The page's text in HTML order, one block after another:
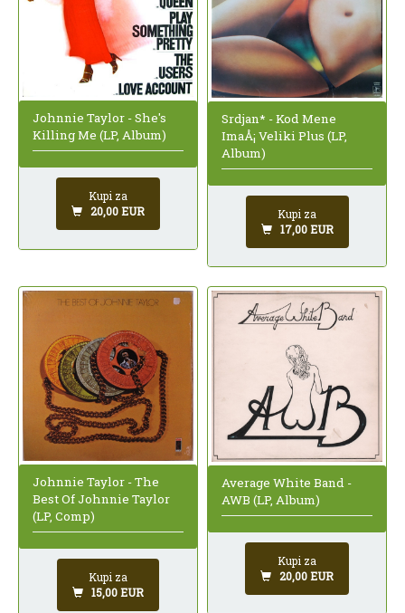
Johnnie Taylor - She's
Killing Me (LP, Album)
Kupi za
20,00 EUR
Srdjan* - Kod Mene
ImaÅ¡ Veliki Plus (LP,
Album)
Kupi za
17,00 EUR
Johnnie Taylor - The
Best Of Johnnie Taylor
(LP, Comp)
Kupi za
15,00 EUR
Average White Band -
AWB (LP, Album)
Kupi za
20,00 EUR